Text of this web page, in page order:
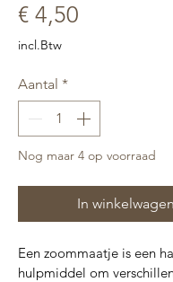
€ 4,50
incl.Btw
Aantal *
Nog maar 4 op voorraad
In winkelwagen
Een zoommaatje is een
hulpmiddel om